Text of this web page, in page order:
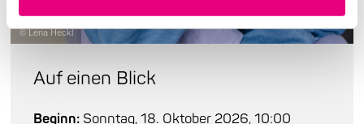
© Lena Heckl
Auf einen Blick
Beginn: Sonntag, 18. Oktober 2026, 10:00